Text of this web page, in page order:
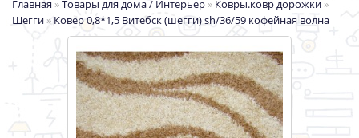
Главная »Товары для дома / Интерьер » Ковры.ковр дорожки »
Шегги» Ковер 0,8*1,5 Витебск (шегги) sh/36/59 кофейная волна